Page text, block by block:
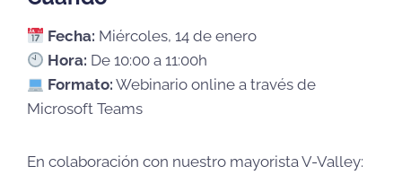
Fecha: Miércoles, 14 de enero
Hora: De 10:00 a 11:00h
Formato: Webinario online a través de
Microsoft Teams
En colaboración con nuestro mayorista V-Valley: